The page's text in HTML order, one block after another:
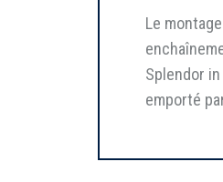
Le
Splendor
emporté